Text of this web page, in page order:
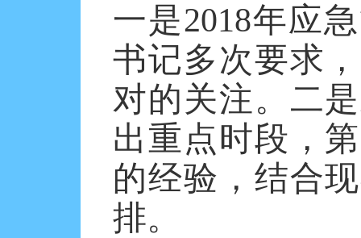
一是2018年应
书记多次要求
对的关注。二
出重点时段，
的经验，结合
排。